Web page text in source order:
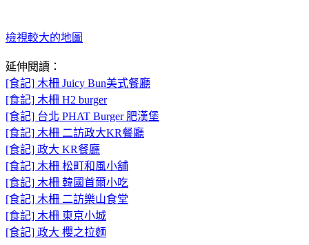
檢視較大的地圖
延伸閱讀：
[食記] 木柵 Juicy Bun美式餐廳
[食記] 木柵 H2 burger
[食記] 台北 PHAT Burger 肥漢堡
[食記] 木柵 二訪政大KR餐廳
[食記] 政大 KR餐廳
[食記] 木柵 松町和風小舖
[食記] 木柵 韓國首爾小吃
[食記] 木柵 二訪樂山食堂
[食記] 木柵 東京小城
[食記] 政大 櫻之拉麵